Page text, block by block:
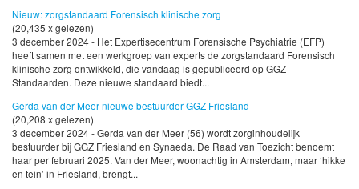
Nieuw: zorgstandaard Forensisch klinische zorg
(20,435 x gelezen)
3 december 2024 - Het Expertisecentrum Forensische Psychiatrie (EFP)
heeft samen met een werkgroep van experts de zorgstandaard Forensisch
klinische zorg ontwikkeld, die vandaag is gepubliceerd op GGZ
Standaarden. Deze nieuwe standaard biedt...
Gerda van der Meer nieuwe bestuurder GGZ Friesland
(20,208 x gelezen)
3 december 2024 - Gerda van der Meer (56) wordt zorginhoudelijk
bestuurder bij GGZ Friesland en Synaeda. De Raad van Toezicht benoemt
haar per februari 2025. Van der Meer, woonachtig in Amsterdam, maar ‘hikke
en tein’ in Friesland, brengt...